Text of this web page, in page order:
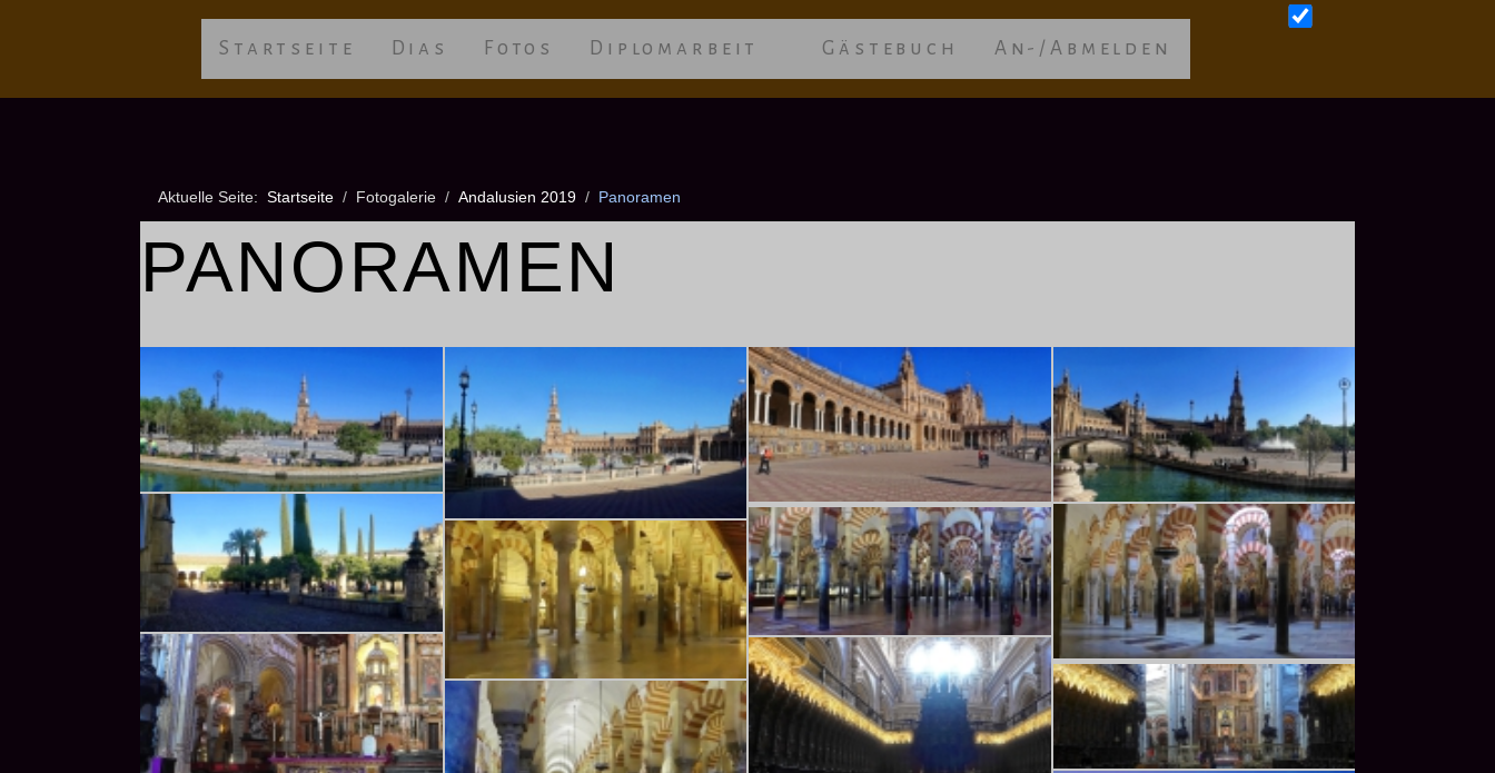
Startseite Dias Fotos Diplomarbeit Gästebuch An-/Abmelden
Aktuelle Seite: Startseite Fotogalerie Andalusien 2019 Panoramen
PANORAMEN